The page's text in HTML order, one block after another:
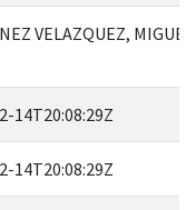
VELAZQUEZ,
14T20:08:29Z
14T20:08:29Z